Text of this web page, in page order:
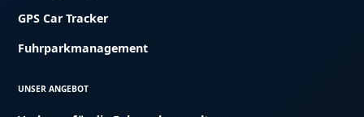
GPS Car Tracker
Fuhrparkmanagement
UNSER ANGEBOT